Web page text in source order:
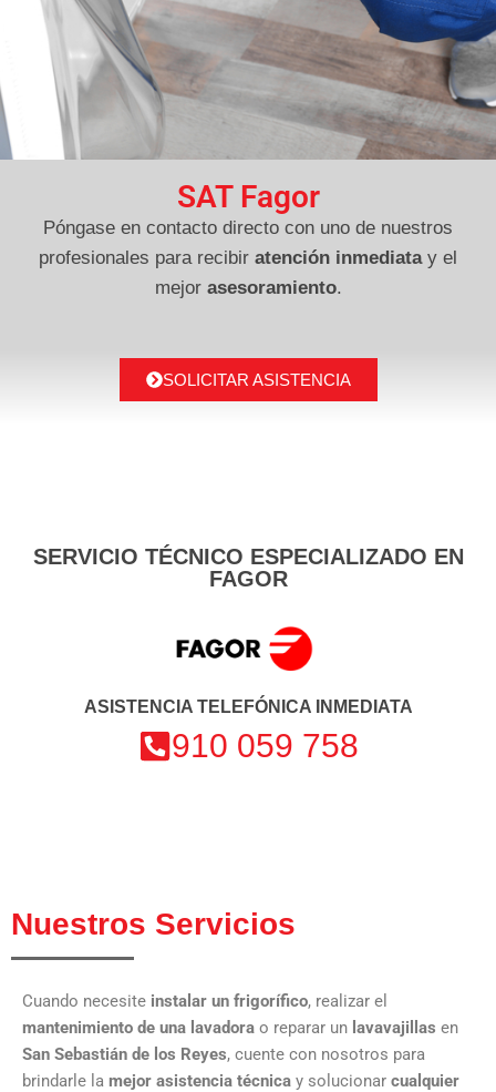
SAT Fagor
Póngase en contacto directo con uno de nuestros
profesionales para recibir atención inmediatay el
mejor asesoramiento.
SOLICITAR ASISTENCIA
SERVICIO TÉCNICO ESPECIALIZADO EN
FAGOR
ASISTENCIA TELEFÓNICA INMEDIATA
910 059 758
Nuestros Servicios
Cuando necesite instalar un frigorífico, realizar el
mantenimiento de una lavadora o reparar un lavavajillas en
San Sebastián de los Reyes, cuente con nosotros para
brindarle la mejor asistencia técnica y solucionar cualquier